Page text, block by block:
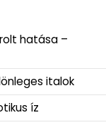
hatása –
italok
íz